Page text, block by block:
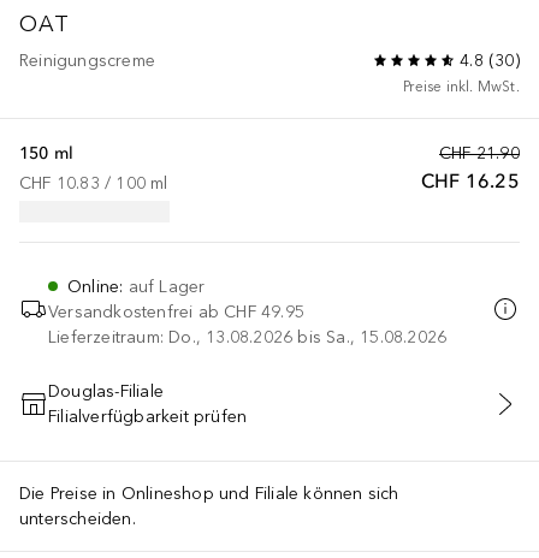
OAT
Reinigungscreme 4.8 (30)
Preise inkl. MwSt.
CHF 21.90
CHF 16.25
150 ml
CHF 10.83 / 100 ml
Online: auf Lager
Versandkostenfrei ab CHF 49.95
Lieferzeitraum: Do., 13.08.2026 bis Sa., 15.08.2026
IN DEN WARENKORB
Douglas-Filiale
Filialverfügbarkeit prüfen
Die Preise in Onlineshop und Filiale können sich
unterscheiden.